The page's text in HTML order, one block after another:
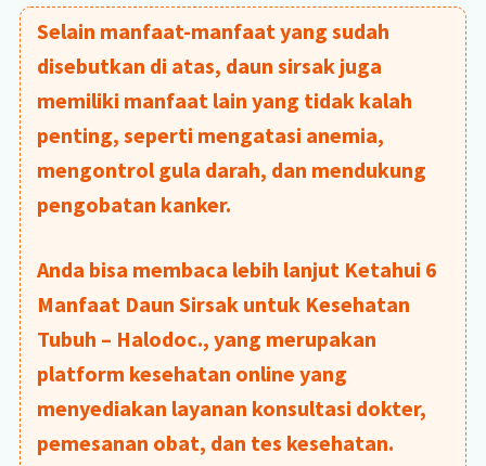
Selain manfaat-manfaat yang sudah
disebutkan di atas, daun sirsak juga
memiliki manfaat lain yang tidak kalah
penting, seperti mengatasi anemia,
mengontrol gula darah, dan mendukung
pengobatan kanker.
Anda bisa membaca lebih lanjut Ketahui 6
Manfaat Daun Sirsak untuk Kesehatan
Tubuh – Halodoc., yang merupakan
platform kesehatan online yang
menyediakan layanan konsultasi dokter,
pemesanan obat, dan tes kesehatan.